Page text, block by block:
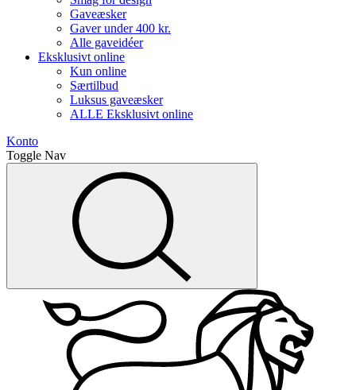
Gaveæsker
Gaver under 400 kr.
Alle gaveidéer
Eksklusivt online
Kun online
Særtilbud
Luksus gaveæsker
ALLE Eksklusivt online
Konto
Toggle Nav